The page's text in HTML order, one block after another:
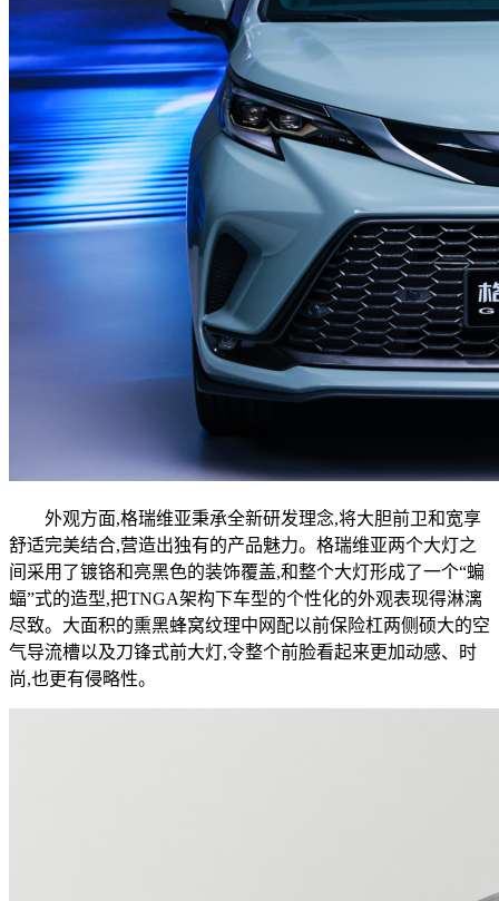
外观方面,格瑞维亚秉承全新研发理念,将大胆前卫和宽享
舒适完美结合,营造出独有的产品魅力。格瑞维亚两个大灯之
间采用了镀铬和亮黑色的装饰覆盖,和整个大灯形成了一个“蝙
蝠”式的造型,把TNGA架构下车型的个性化的外观表现得淋漓
尽致。大面积的熏黑蜂窝纹理中网配以前保险杠两侧硕大的空
气导流槽以及刀锋式前大灯,令整个前脸看起来更加动感、时
尚,也更有侵略性。